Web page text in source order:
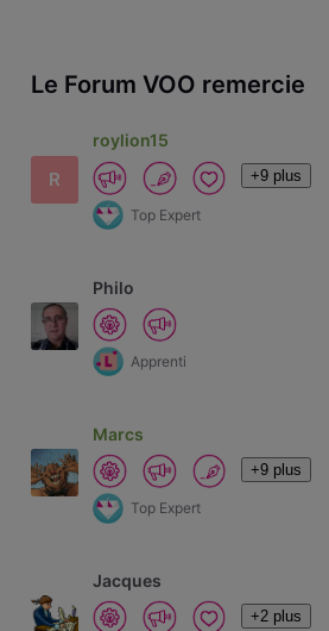
Le Forum VOO remercie
R
roylion15
+9 plus
Top Expert
Philo
Apprenti
Marcs
+9 plus
Top Expert
Jacques
+2 plus